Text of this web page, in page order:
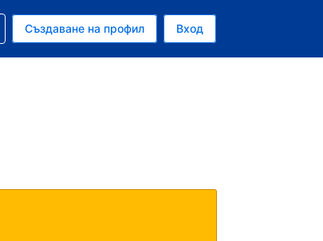
Създаване на профил Вход